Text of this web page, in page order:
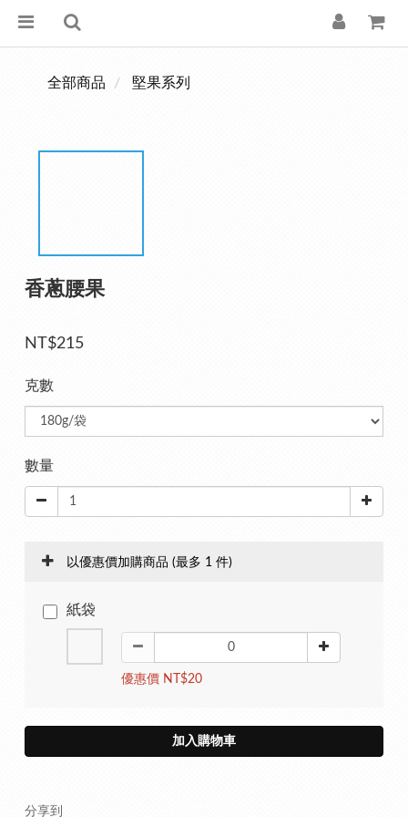
全部商品 堅果系列
香蔥腰果
NT$215
克數
數量
以優惠價加購商品 (最多 1 件)
紙袋
優惠價 NT$20
加入購物車
分享到